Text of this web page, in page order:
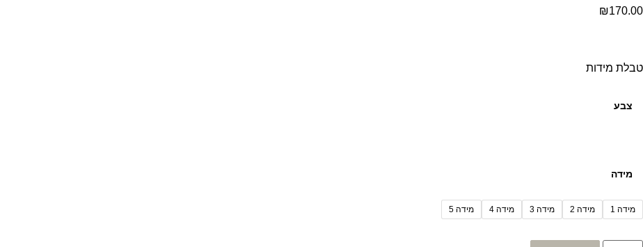
₪170.00
טבלת מידות
צבע
מידה
מידה 1 מידה 2 מידה 3 מידה 4 מידה 5